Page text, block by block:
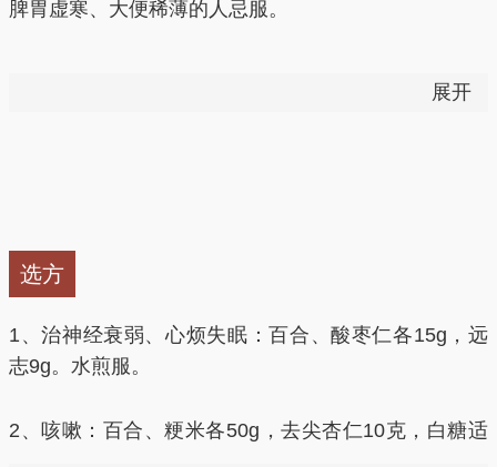
百合含有丰富的秋水仙碱，可在不影响尿酸排泄情况
形成的尿酸盐沉积，起到迅速减轻炎症，有效止痛的作
陈代谢，有一定美容作用。
百合图片
脾胃虚寒、大便稀薄的人忌服。
展开
选方
1、治神经衰弱、心烦失眠：百合、酸枣仁各15g，远
志9g。水煎服。
2、咳嗽：百合、粳米各50g，去尖杏仁10克，白糖适